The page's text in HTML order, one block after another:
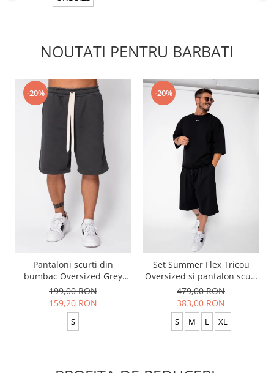
NOUTATI PENTRU BARBATI
-20%
Pantaloni scurti din
bumbac Oversized Grey
Anthracite
199,00 RON
159,20 RON
S
-20%
Set Summer Flex Tricou
Oversized si pantalon scurt
Baggy Black
479,00 RON
383,00 RON
S M L XL